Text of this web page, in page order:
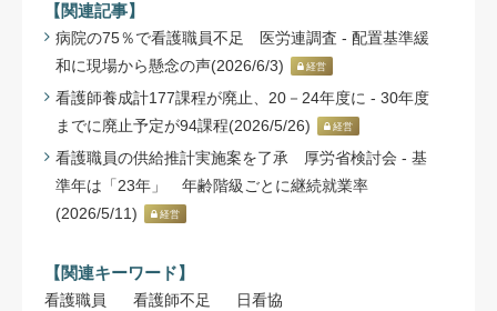
【関連記事】
病院の75％で看護職員不足 医労連調査 - 配置基準緩
和に現場から懸念の声(2026/6/3)
経営
看護師養成計177課程が廃止、20－24年度に - 30年度
までに廃止予定が94課程(2026/5/26)
経営
看護職員の供給推計実施案を了承 厚労省検討会 - 基
準年は「23年」 年齢階級ごとに継続就業率
(2026/5/11)
経営
【関連キーワード】
看護職員 看護師不足 日看協